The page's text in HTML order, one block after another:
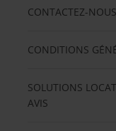
CONTACTEZ-NOUS
CONDITIONS
SOLUTIONS
AVIS